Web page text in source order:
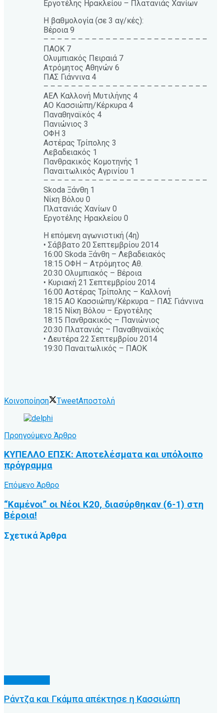
Εργοτέλης Ηρακλείου – Πλατανιάς Χανίων
Η βαθμολογία (σε 3 αγ/κές):
Βέροια 9
– – – – – – – – – – – – – – – – – – – – – – – –
ΠΑΟΚ 7
Ολυμπιακός Πειραιά 7
Ατρόμητος Αθηνών 6
ΠΑΣ Γιάννινα 4
– – – – – – – – – – – – – – – – – – – – – – – –
ΑΕΛ Καλλονή Μυτιλήνης 4
ΑΟ Κασσιώπη/Κέρκυρα 4
Παναθηναϊκός 4
Πανιώνιος 3
ΟΦΗ 3
Αστέρας Τρίπολης 3
Λεβαδειακός 1
Πανθρακικός Κομοτηνής 1
Παναιτωλικός Αγρινίου 1
– – – – – – – – – – – – – – – – – – – – – – – –
Skoda Ξάνθη 1
Νίκη Βόλου 0
Πλατανιάς Χανίων 0
Εργοτέλης Ηρακλείου 0
Η επόμενη αγωνιστική (4η)
• Σάββατο 20 Σεπτεμβρίου 2014
16:00 Skoda Ξάνθη – Λεβαδειακός
18:15 ΟΦΗ – Ατρόμητος Αθ.
20:30 Ολυμπιακός – Βέροια
• Κυριακή 21 Σεπτεμβρίου 2014
16:00 Αστέρας Τρίπολης – Καλλονή
18:15 ΑΟ Κασσιώπη/Κέρκυρα – ΠΑΣ Γιάννινα
18:15 Νίκη Βόλου – Εργοτέλης
18:15 Πανθρακικός – Πανιώνιος
20:30 Πλατανιάς – Παναθηναϊκός
• Δευτέρα 22 Σεπτεμβρίου 2014
19:30 Παναιτωλικός – ΠΑΟΚ
Κοινοποίηση TweetΑποστολή
Προηγούμενο Άρθρο
ΚΥΠΕΛΛΟ ΕΠΣΚ: Αποτελέσματα και υπόλοιπο
πρόγραμμα
Επόμενο Άρθρο
“Καμένοι” οι Νέοι Κ20, διασύρθηκαν (6-1) στη
Βέροια!
ΣχετικάΆρθρα
Ράντζα και Γκάμπα απέκτησε η Κασσιώπη